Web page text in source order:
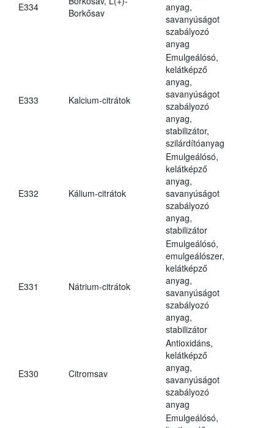
E334
Borkősav
anyag,
savanyúságot
szabályozó
anyag
E333 Kalcium-citrátok
Emulgeálósó,
kelátképző
anyag,
savanyúságot
szabályozó
anyag,
stabilizátor,
szilárdítóanyag
E332 Kálium-citrátok
Emulgeálósó,
kelátképző
anyag,
savanyúságot
szabályozó
anyag,
stabilizátor
E331 Nátrium-citrátok
Emulgeálósó,
emulgeálószer,
kelátképző
anyag,
savanyúságot
szabályozó
anyag,
stabilizátor
E330 Citromsav
Antioxidáns,
kelátképző
anyag,
savanyúságot
szabályozó
anyag
Emulgeálósó,